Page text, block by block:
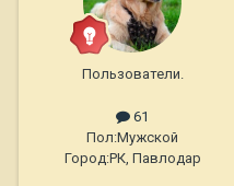
Пользователи.
61
Пол:Мужской
Город:РК, Павлодар